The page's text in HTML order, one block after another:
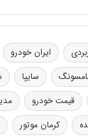
ایران خودرو
سایپا
قیمت خودرو
کرمان موتور